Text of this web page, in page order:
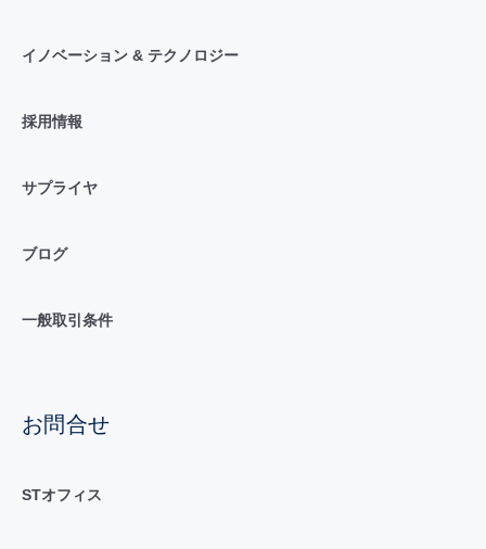
イノベーション & テクノロジー
採用情報
サプライヤ
ブログ
一般取引条件
お問合せ
STオフィス